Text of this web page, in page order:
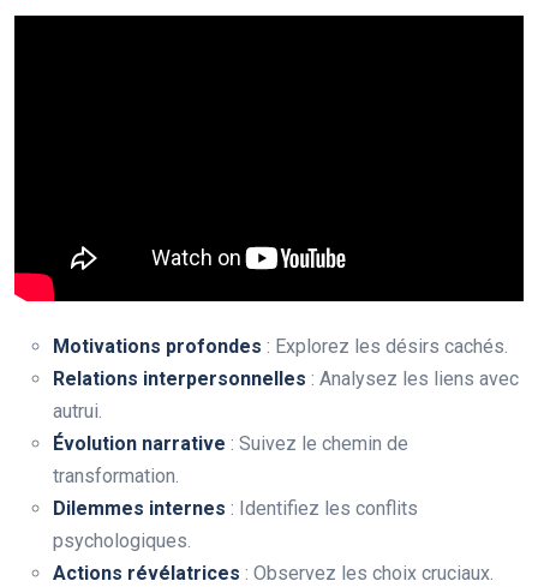
Motivations profondes : Explorez les désirs cachés.
Relations interpersonnelles : Analysez les liens avec
autrui.
Évolution narrative : Suivez le chemin de
transformation.
Dilemmes internes : Identifiez les conflits
psychologiques.
Actions révélatrices : Observez les choix cruciaux.